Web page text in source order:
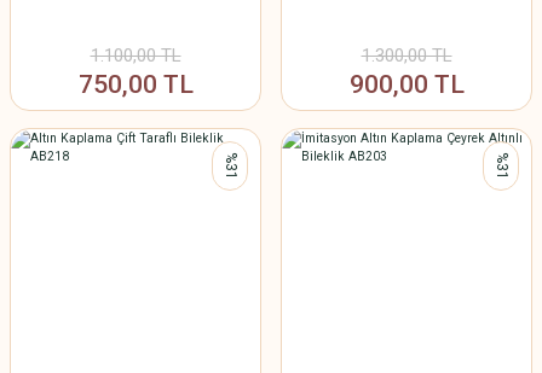
1.100,00 TL
750,00 TL
1.300,00 TL
900,00 TL
%31 %31